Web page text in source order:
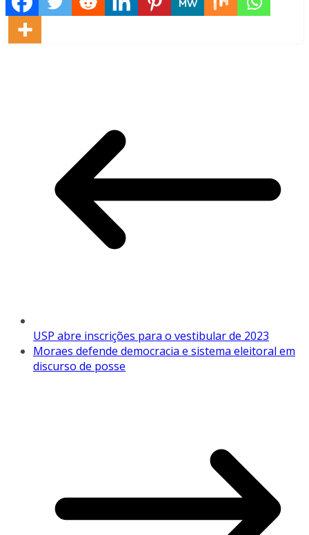
USP abre inscrições para o vestibular de 2023
Moraes defende democracia e sistema eleitoral em
discurso de posse